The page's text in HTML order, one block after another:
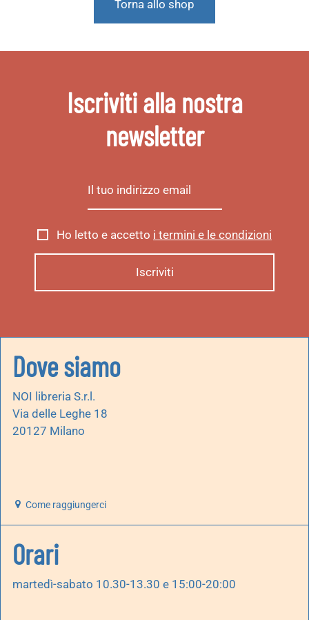
Torna allo shop
Iscriviti alla nostra
newsletter
Ho letto e accetto i termini e le condizioni
Dove siamo
NOI libreria S.r.l.
Via delle Leghe 18
20127 Milano
Come raggiungerci
Orari
martedì-sabato 10.30-13.30 e 15:00-20:00